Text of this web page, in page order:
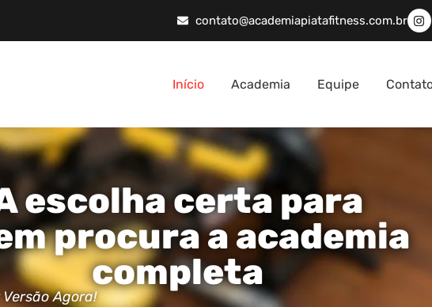
contato@academiapiatafitness.com.br
Início Academia Equipe
escolha certa para
procura a academia
completa
Agora!